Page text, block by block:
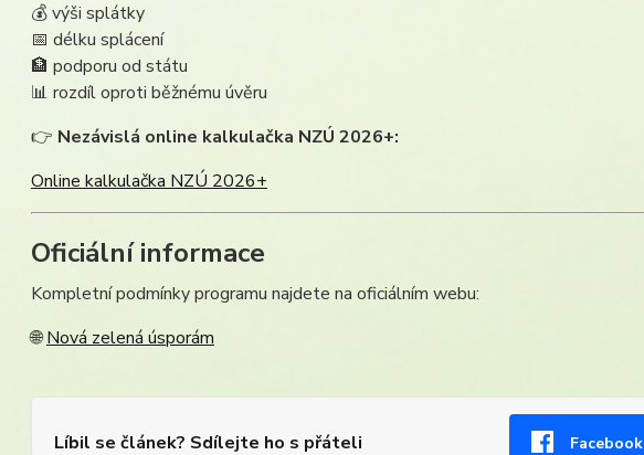
💰 výši splátky
📅 délku splácení
🏦 podporu od státu
📊 rozdíl oproti běžnému úvěru
👉 Nezávislá online kalkulačka NZÚ 2026+:
Online kalkulačka NZÚ 2026+
Oficiální informace
Kompletní podmínky programu najdete na oficiálním webu:
🌐Nová zelená úsporám
Líbil se článek? Sdílejte ho s přáteli Facebook